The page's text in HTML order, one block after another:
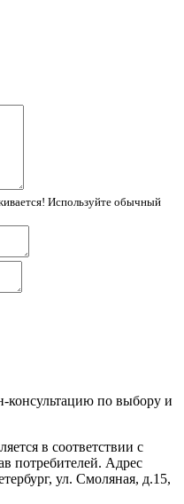
Используйте обычный
консультацию по выбору и
в соответствии с
потребителей. Адрес
ул. Смоляная, д.15,